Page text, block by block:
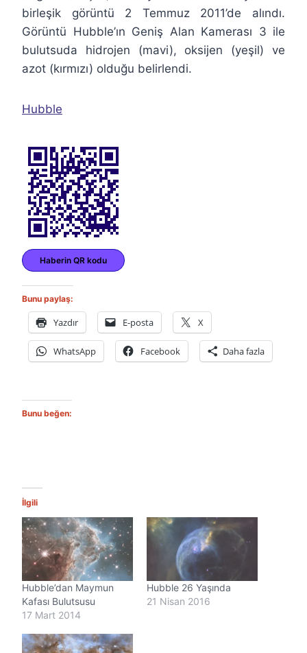
birleşik görüntü 2 Temmuz 2011’de alındı.
Görüntü Hubble’ın Geniş Alan Kamerası 3 ile
bulutsuda hidrojen (mavi), oksijen (yeşil) ve
azot (kırmızı) olduğu belirlendi.
Hubble
Haberin QR kodu
Bunu paylaş:
Yazdır E-posta X
WhatsApp Facebook Daha fazla
Bunu beğen:
İlgili
Hubble’dan Maymun
Kafası Bulutsusu
17 Mart 2014
Hubble 26 Yaşında
21 Nisan 2016